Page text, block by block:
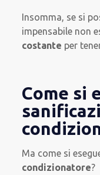
Insomma, se si
impensabile non
costante per
Come si
Ma come si
condizionatore?